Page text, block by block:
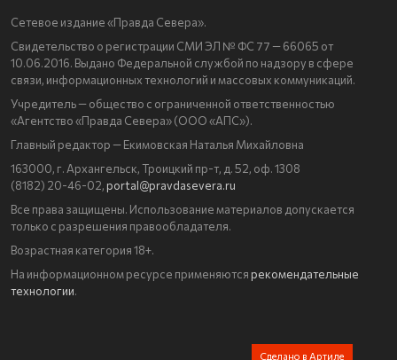
Сетевое издание «Правда Севера».
Свидетельство о регистрации СМИ ЭЛ № ФС 77 — 66065 от
10.06.2016. Выдано Федеральной службой по надзору в сфере
связи, информационных технологий и массовых коммуникаций.
Учредитель — общество с ограниченной ответственностью
«Агентство «Правда Севера» (ООО «АПС»).
Главный редактор — Екимовская Наталья Михайловна
163000, г. Архангельск, Троицкий пр-т, д. 52, оф. 1308
(8182) 20-46-02, portal@pravdasevera.ru
Все права защищены. Использование материалов допускается
только с разрешения правообладателя.
Возрастная категория 18+.
На информационном ресурсе применяются рекомендательные
технологии.
Сделано в Артиле